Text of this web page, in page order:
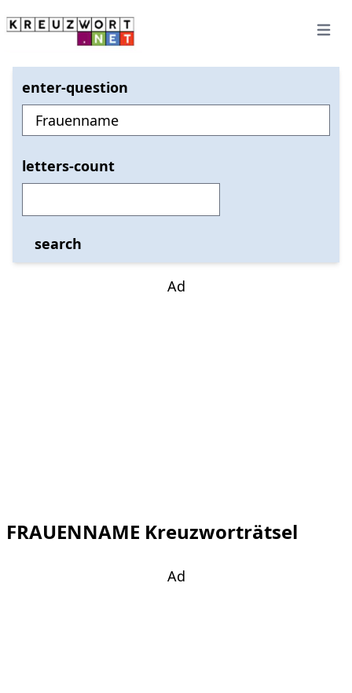
Open
enter-question
letters-count
search
Ad
FRAUENNAME Kreuzworträtsel
Ad